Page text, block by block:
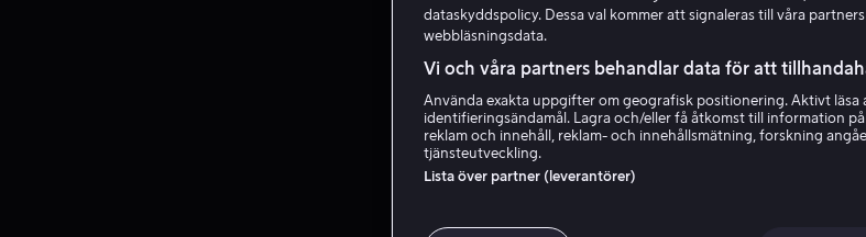
Carolina
dataskyddspolicy. Dessa val kommer att signaleras till våra
webbläsningsdata.
Vi och våra partners behandlar data för att
Använda exakta uppgifter om geografisk positionering. Aktivt läsa
identifieringsändamål. Lagra och/eller få åtkomst till information på
reklam och innehåll, reklam- och innehållsmätning, forskning
tjänsteutveckling.
Lista över partner (leverantörer)